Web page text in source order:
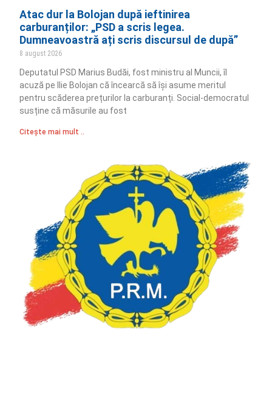
Atac dur la Bolojan după ieftinirea
carburanților: „PSD a scris legea.
Dumneavoastră ați scris discursul de după”
8 august 2026
Deputatul PSD Marius Budăi, fost ministru al Muncii, îl
acuză pe Ilie Bolojan că încearcă să își asume meritul
pentru scăderea prețurilor la carburanți. Social-democratul
susține că măsurile au fost
Citește mai mult ..